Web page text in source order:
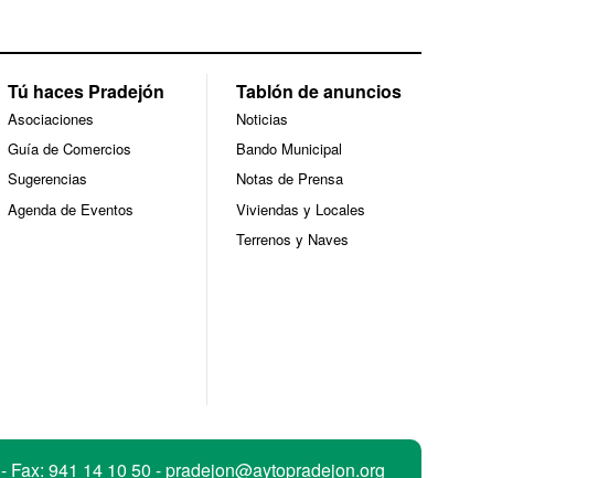
Tú haces Pradejón
Asociaciones
Guía de Comercios
Sugerencias
Agenda de Eventos
Tablón de anuncios
Noticias
Bando Municipal
Notas de Prensa
Viviendas y Locales
Terrenos y Naves
- Fax: 941 14 10 50 -pradejon@aytopradejon.org